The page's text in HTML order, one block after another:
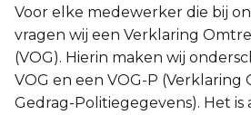
Voor elke medewerker die bij
vragen wij een Verklaring
(VOG). Hierin maken wij
VOG en een VOG-P
Gedrag-Politiegegevens). Het is